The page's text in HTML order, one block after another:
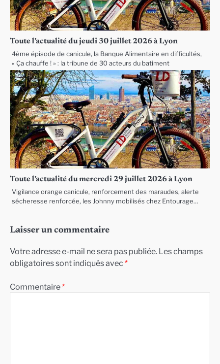
Toute l’actualité du jeudi 30 juillet 2026 à Lyon
4ème épisode de canicule, la Banque Alimentaire en difficultés,
« Ça chauffe ! » : la tribune de 30 acteurs du batiment
Toute l’actualité du mercredi 29 juillet 2026 à Lyon
Vigilance orange canicule, renforcement des maraudes, alerte
sécheresse renforcée, les Johnny mobilisés chez Entourage…
Laisser un commentaire
Votre adresse e-mail ne sera pas publiée. Les champs
obligatoires sont indiqués avec *
Commentaire*